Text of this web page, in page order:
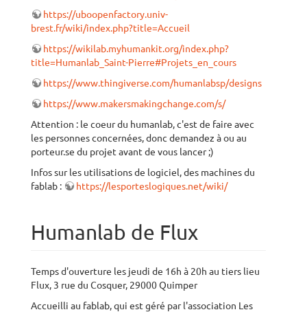
https://uboopenfactory.univ-
brest.fr/wiki/index.php?title=Accueil
https://wikilab.myhumankit.org/index.php?
title=Humanlab_Saint-Pierre#Projets_en_cours
https://www.thingiverse.com/humanlabsp/designs
https://www.makersmakingchange.com/s/
Attention : le coeur du humanlab, c'est de faire avec
les personnes concernées, donc demandez à ou au
porteur.se du projet avant de vous lancer ;)
Infos sur les utilisations de logiciel, des machines du
fablab :
https://lesporteslogiques.net/wiki/
Humanlab de Flux
Temps d'ouverture les jeudi de 16h à 20h au tiers lieu
Flux, 3 rue du Cosquer, 29000 Quimper
Accueilli au fablab, qui est géré par l'association Les